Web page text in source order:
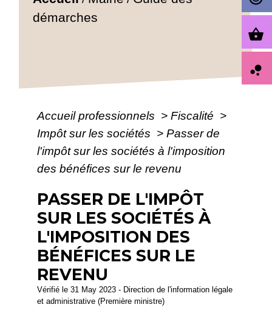
démarches
Accueil professionnels > Fiscalité >
Impôt sur les sociétés > Passer de
l'impôt sur les sociétés à l'imposition
des bénéfices sur le revenu
PASSER DE L'IMPÔT
SUR LES SOCIÉTÉS À
L'IMPOSITION DES
BÉNÉFICES SUR LE
REVENU
Vérifié le 31 May 2023 - Direction de l'information légale
et administrative (Première ministre)
shopping_basket
bubble_chart